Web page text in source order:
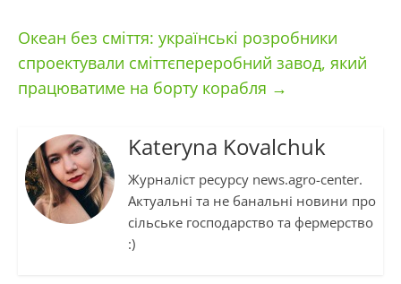
Океан без сміття: українські розробники
спроектували сміттєпереробний завод, який
працюватиме на борту корабля →
Kateryna Kovalchuk
Журналіст ресурсу news.agro-center.
Актуальні та не банальні новини про
сільське господарство та фермерство
:)